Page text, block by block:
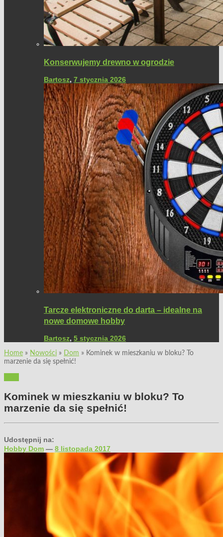
Konserwujemy drewno w ogrodzie
Bartosz, 7 stycznia 2026
Tarcze elektroniczne do darta – idealne na
nowe domowe hobby
Bartosz, 5 stycznia 2026
Home » Nowości » Dom » Kominek w mieszkaniu w bloku? To
marzenie da się spełnić!
Kominek w mieszkaniu w bloku? To
marzenie da się spełnić!
Udostępnij na:
Hobby Dom — 8 listopada 2017